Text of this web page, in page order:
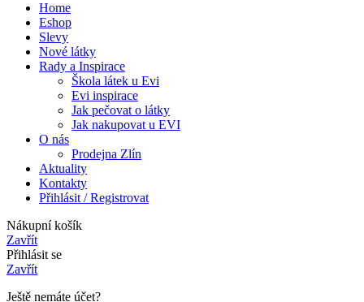
Home
Eshop
Slevy
Nové látky
Rady a Inspirace
Škola látek u Evi
Evi inspirace
Jak pečovat o látky
Jak nakupovat u EVI
O nás
Prodejna Zlín
Aktuality
Kontakty
Přihlásit / Registrovat
Nákupní košík
Zavřít
Přihlásit se
Zavřít
Ještě nemáte účet?